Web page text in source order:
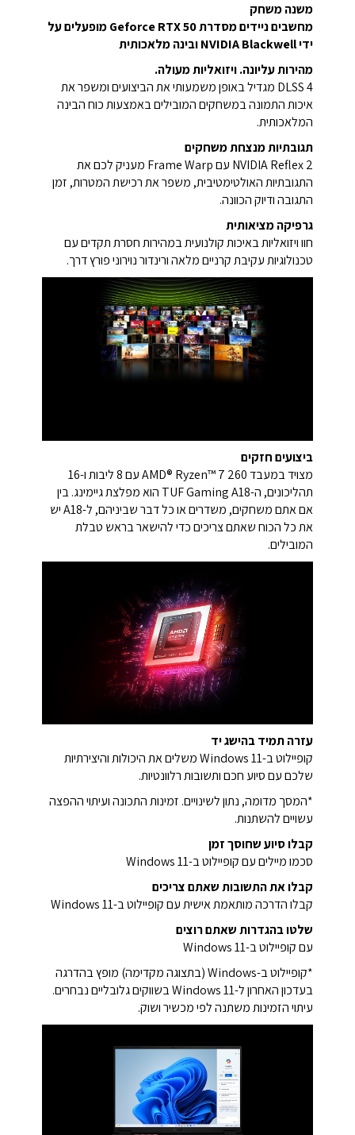
משנה משחק
מחשבים ניידים מסדרת Geforce RTX 50 מופעלים על
ידי NVIDIA Blackwell ובינה מלאכותית
מהירות עליונה. ויזואליות מעולה.
DLSS 4 מגדיל באופן משמעותי את הביצועים ומשפר את
איכות התמונה במשחקים המובילים באמצעות כוח הבינה
המלאכותית.
תגובתיות מנצחת משחקים
NVIDIA Reflex 2 עם Frame Warp מעניק לכם את
התגובתיות האולטימטיבית, משפר את רכישת המטרות, זמן
התגובה ודיוק הכוונה.
גרפיקה מציאותית
חוו ויזואליות באיכות קולנועית במהירות חסרת תקדים עם
טכנולוגיות עקיבת קרניים מלאה ורינדור נוירוני פורץ דרך.
ביצועים חזקים
מצויד במעבד AMD® Ryzen™ 7 260 עם 8 ליבות ו-16
תהליכונים, ה-TUF Gaming A18 הוא מפלצת גיימינג. בין
אם אתם משחקים, משדרים או כל דבר שביניהם, ל-A18 יש
את כל הכוח שאתם צריכים כדי להישאר בראש טבלת
המובילים.​
עזרה תמיד בהישג יד
קופיילוט ב-Windows 11 משלים את היכולות והיצירתיות
שלכם עם סיוע חכם ותשובות רלוונטיות.
*המסך מדומה, נתון לשינויים. זמינות התכונה ועיתוי ההפצה
עשויים להשתנות.
קבלו סיוע שחוסך זמן
סכמו מיילים עם קופיילוט ב-Windows 11
קבלו את התשובות שאתם צריכים
קבלו הדרכה מותאמת אישית עם קופיילוט ב-Windows 11
שלטו בהגדרות שאתם רוצים
עם קופיילוט ב-Windows 11
*קופיילוט ב-Windows (בתצוגה מקדימה) מופץ בהדרגה
בעדכון האחרון ל-Windows 11 בשווקים גלובליים נבחרים.
עיתוי הזמינות משתנה לפי מכשיר ושוק.